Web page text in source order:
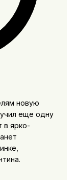
новую
еще одну
в ярко-